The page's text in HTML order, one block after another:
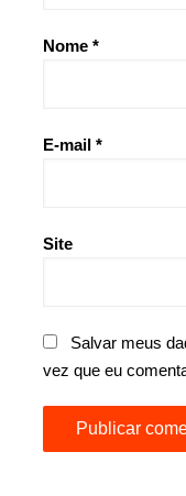
Nome *
E-mail *
Site
Salvar meus
vez que eu